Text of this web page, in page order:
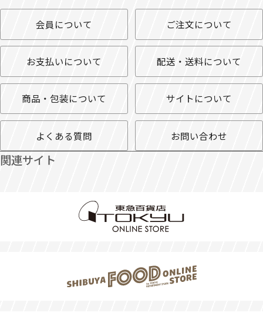
会員について ご注文について
お支払いについて 配送・送料について
商品・包装について サイトについて
よくある質問 お問い合わせ
関連サイト